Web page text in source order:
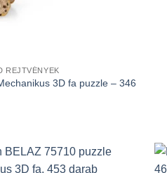
REJTVÉNYEK
3D fa puzzle – 346